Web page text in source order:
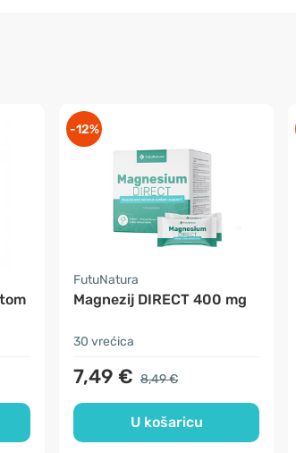
-12%
FutuNatura
Magnezij DIRECT 400 mg
30 vrećica
7,49 € 8,49 €
U košaricu